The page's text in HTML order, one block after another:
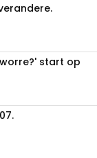
start op